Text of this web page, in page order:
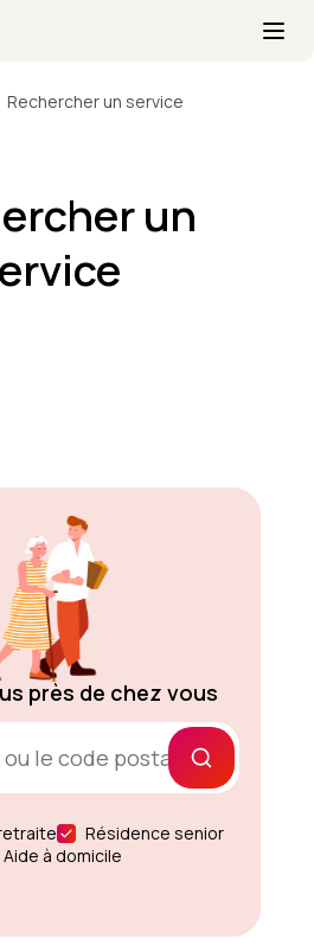
Rechercher un service
un
près de chez vous
Résidence senior
Aide à domicile